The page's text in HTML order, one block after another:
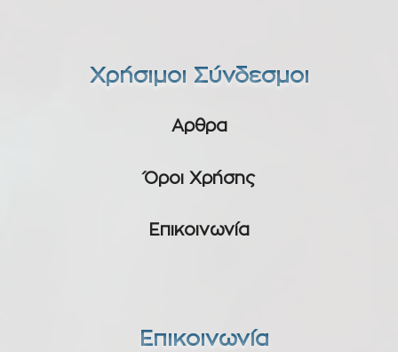
Χρήσιμοι Σύνδεσμοι
Αρθρα
Όροι Χρήσης
Επικοινωνία
Επικοινωνία